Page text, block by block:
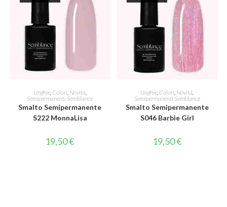
LEGGI TUTTO
Unghie, Colori, Novità
Semipermanenti Semblance
Smalto Semipermanente
S222 MonnaLisa
19,50€
LEGGI TUTTO
Unghie Colori Novità
Semipermanenti Semblance
Smalto Semipermanente
S046 Barbie Girl
19,50€